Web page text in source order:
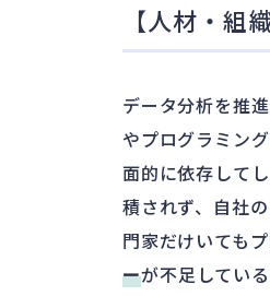
【人材・組
データ分析を推
やプログラミン
面的に依存して
積されず、自社
門家だけいても
ーが不足してい